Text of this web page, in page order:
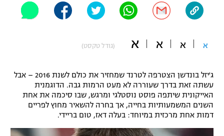
"מחצית בשכונה" – פודקאסט
משתתפים וזוכים בפרסים
תקנון משתתפים וזוכים בפרסים
תקנון עבור פעילות אלקטרה
טניס
גיימינג E-Sports
אופניים
ספורט מוטורי
פוטבול אמריקאי NFL
בייסבול MLB
א א א א (גודל טקסט)
ג'יזל בונדשן הצטרפה לטרנד שמחזיר את כולם לשנת 2016 – אבל
עשתה זאת בדרך שעוררה לא מעט הרמות גבה. הדוגמנית
האייקונית שיתפה פוסט נוסטלגי ומרגש, שבו סיכמה את אחת
השנים המשמעותיות בחייה, אך בחרה להשאיר מחוץ לפריים
דמות אחת מרכזית במיוחד: בעלה דאז, טום בריידי.